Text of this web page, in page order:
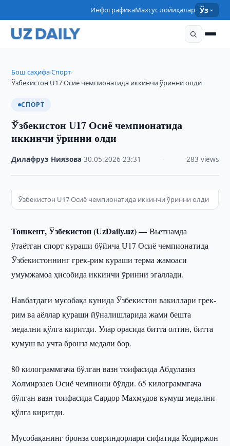
ИнфографикаМахсус лойиҳалар Ўз
Бош саҳифа›Спорт›
Ўзбекистон U17 Осиё чемпионатида иккинчи ўринни олди
СПОРТ
Ўзбекистон U17 Осиё чемпионатида
иккинчи ўринни олди
Дилафруз Ниязова ·30.05.2026 ·23:31 283 views
Ўзбекистон U17 Осиё чемпионатида иккинчи ўринни олди
Тошкент, Ўзбекистон (UzDaily.uz) —Вьетнамда
ўтаётган спорт кураши бўйича U17 Осиё чемпионатида
Ўзбекистоннинг грек-рим кураши терма жамоаси
умумжамоа ҳисобида иккинчи ўринни эгаллади.
Навбатдаги мусобақа кунида Ўзбекистон вакиллари грек-
рим ва аёллар кураши йўналишларида жами бешта
медални қўлга киритди. Улар орасида битта олтин, битта
кумуш ва учта бронза медали бор.
80 килограммгача бўлган вазн тоифасида Абдулазиз
Холмирзаев Осиё чемпиони бўлди. 65 килограммгача
бўлган вазн тоифасида Сардор Махмудов кумуш медални
қўлга киритди.
Мусобақанинг бронза совриндорлари сифатида Кодиржон